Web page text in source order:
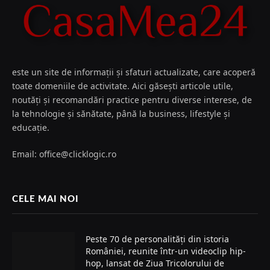
este un site de informații și sfaturi actualizate, care acoperă
toate domeniile de activitate. Aici găsești articole utile,
noutăți și recomandări practice pentru diverse interese, de
la tehnologie și sănătate, până la business, lifestyle și
educație.
Email: office@clicklogic.ro
CELE MAI NOI
Peste 70 de personalități din istoria
României, reunite într-un videoclip hip-
hop, lansat de Ziua Tricolorului de